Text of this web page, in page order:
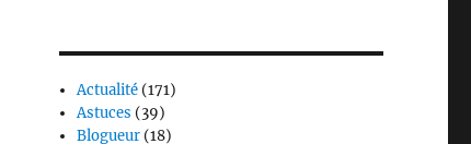
Actualité (171)
Astuces (39)
Blogueur (18)